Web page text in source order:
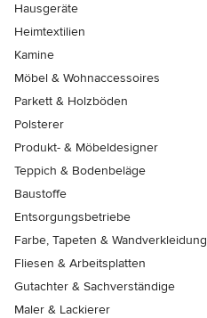
Hausgeräte
Heimtextilien
Kamine
Möbel & Wohnaccessoires
Parkett & Holzböden
Polsterer
Produkt- & Möbeldesigner
Teppich & Bodenbeläge
Baustoffe
Entsorgungsbetriebe
Farbe, Tapeten & Wandverkleidung
Fliesen & Arbeitsplatten
Gutachter & Sachverständige
Maler & Lackierer